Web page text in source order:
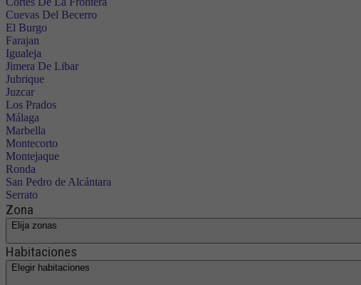
Cuevas Del Becerro
El Burgo
Farajan
Igualeja
Jimera De Libar
Jubrique
Juzcar
Los Prados
Málaga
Marbella
Montecorto
Montejaque
Ronda
San Pedro de Alcántara
Serrato
Zona
Elija zonas
Habitaciones
Elegir habitaciones